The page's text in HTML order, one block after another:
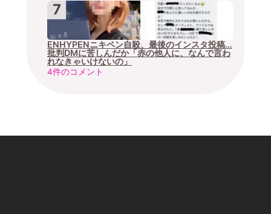
ENHYPENニキペン自殺、最後のインスタ投稿…
批判DMに苦しんだか「赤の他人に、なんで言わ
れなきゃいけないの」
4件のコメント